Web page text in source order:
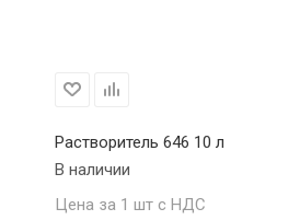
Растворитель 646 10 л
В наличии
Цена за 1 шт с НДС